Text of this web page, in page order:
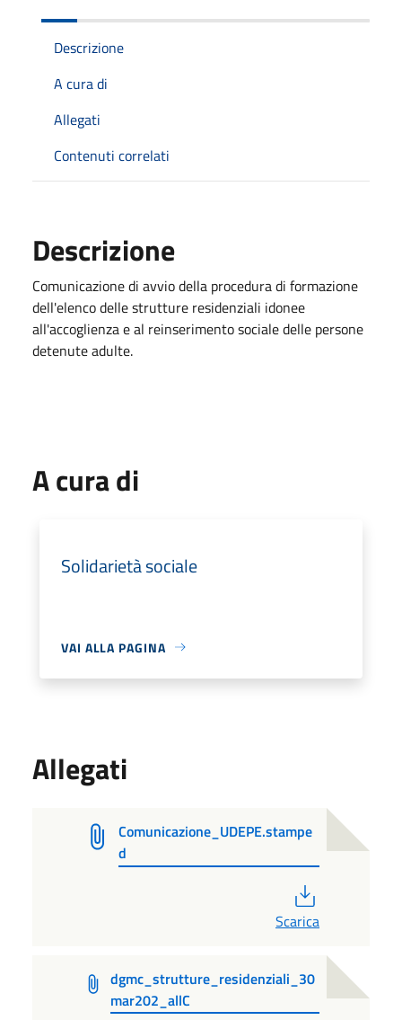
Descrizione
A cura di
Allegati
Contenuti correlati
Descrizione
Comunicazione di avvio della procedura di formazione
dell'elenco delle strutture residenziali idonee
all'accoglienza e al reinserimento sociale delle persone
detenute adulte.
A cura di
Solidarietà sociale
VAI ALLA PAGINA
Allegati
Comunicazione_UDEPE.stampe
d
Scarica
dgmc_strutture_residenziali_30
mar202_allC